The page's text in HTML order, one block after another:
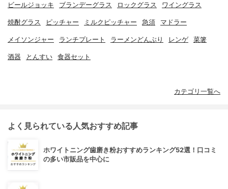
ビールジョッキ ブランデーグラス ロックグラス ワイングラス
焼酎グラス ピッチャー ミルクピッチャー 急須 マドラー
メイソンジャー ランチプレート ラーメンどんぶり レンゲ 菜箸
酒器 とんすい 食器セット
カテゴリ一覧へ
よく見られている人気おすすめ記事
ホワイトニング歯磨き粉おすすめランキング52選！口コミ
の多い市販品を中心に